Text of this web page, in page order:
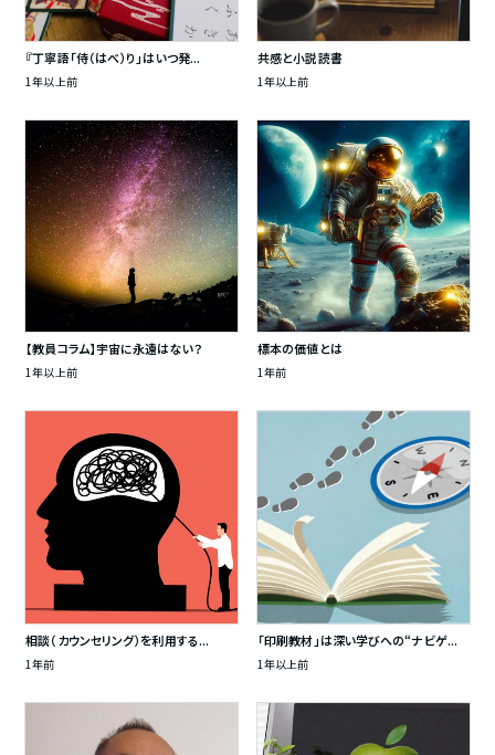
『丁寧語「侍（はべ）り」はいつ発...
1年以上前
共感と小説読書
1年以上前
【教員コラム】宇宙に永遠はない？
1年以上前
標本の価値とは
1年前
相談（カウンセリング）を利用する...
1年前
「印刷教材」は深い学びへの“ナビゲ...
1年以上前